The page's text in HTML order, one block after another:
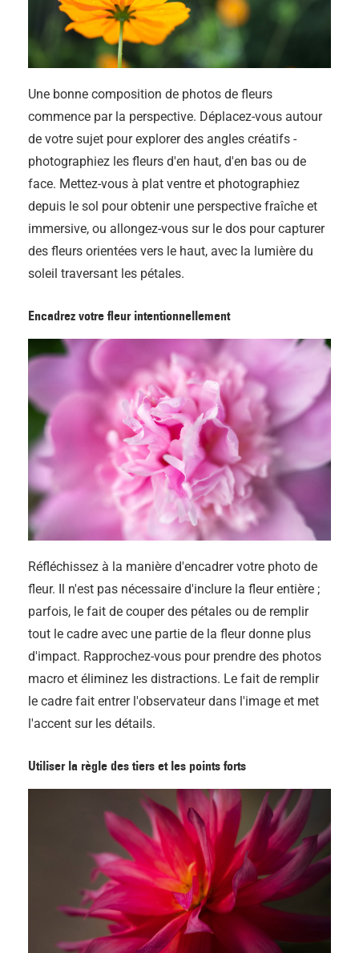
Une bonne composition de photos de fleurs
commence par la perspective. Déplacez-vous autour
de votre sujet pour explorer des angles créatifs -
photographiez les fleurs d'en haut, d'en bas ou de
face. Mettez-vous à plat ventre et photographiez
depuis le sol pour obtenir une perspective fraîche et
immersive, ou allongez-vous sur le dos pour capturer
des fleurs orientées vers le haut, avec la lumière du
soleil traversant les pétales.
Encadrez votre fleur intentionnellement
Réfléchissez à la manière d'encadrer votre photo de
fleur. Il n'est pas nécessaire d'inclure la fleur entière ;
parfois, le fait de couper des pétales ou de remplir
tout le cadre avec une partie de la fleur donne plus
d'impact. Rapprochez-vous pour prendre des photos
macro et éliminez les distractions. Le fait de remplir
le cadre fait entrer l'observateur dans l'image et met
l'accent sur les détails.
Utiliser la règle des tiers et les points forts